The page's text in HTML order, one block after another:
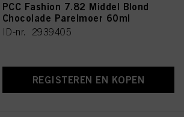
PCC Fashion 7.82 Middel Blond
Chocolade Parelmoer 60ml
ID-nr. 2939405
REGISTEREN EN KOPEN